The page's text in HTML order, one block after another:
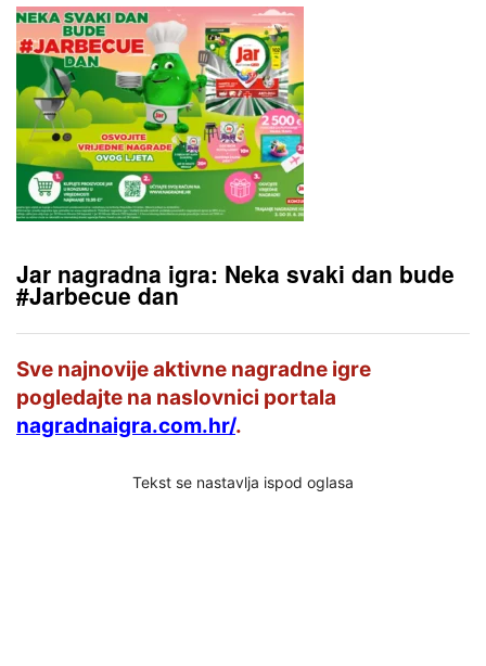
Jar nagradna igra: Neka svaki dan bude
#Jarbecue dan
Sve najnovije aktivne nagradne igre
pogledajte na naslovnici portala
nagradnaigra.com.hr/.
Tekst se nastavlja ispod oglasa